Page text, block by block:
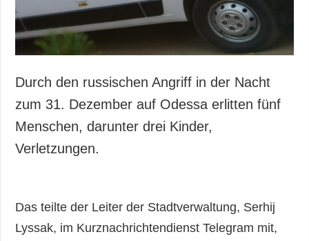
Durch den russischen Angriff in der Nacht
zum 31. Dezember auf Odessa erlitten fünf
Menschen, darunter drei Kinder,
Verletzungen.
Das teilte der Leiter der Stadtverwaltung, Serhij
Lyssak, im Kurznachrichtendienst Telegram mit,